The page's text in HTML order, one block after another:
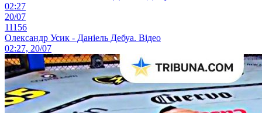
02:27
20/07
11156
Олександр Усик - Даніель Дебуа. Відео
02:27, 20/07